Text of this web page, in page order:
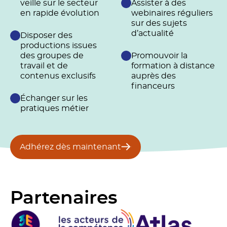
veille sur le secteur
en rapide évolution
Disposer des
productions issues
des groupes de
travail et de
contenus exclusifs
Échanger sur les
pratiques métier
Assister à des
webinaires réguliers
sur des sujets
d’actualité
Promouvoir la
formation à distance
auprès des
financeurs
Adhérez dès maintenant
Partenaires